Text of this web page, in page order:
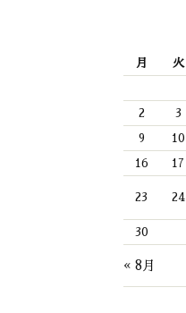
月 火
2 3
9 10
16 17
23 24
30
« 8月